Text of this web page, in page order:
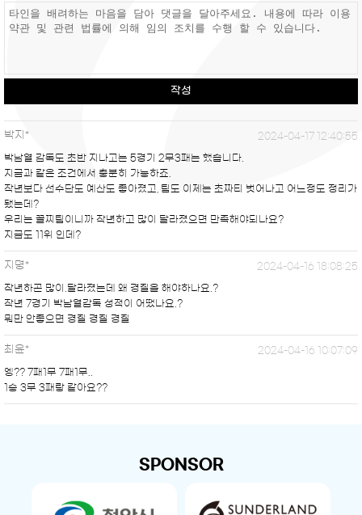
작성
박지* 2024-04-17 12:40:55
박남열 감독도 초반 지나고는 5경기 2무3패는 했습니다.
지금과 같은 조건에서 충분히 가능하죠.
작년보다 선수단도 예산도 좋아졌고, 팀도 이제는 초짜티 벗어나고 어느정도 정리가
됐는데?
우리는 꼴찌팀이니까 작년하고 많이 달라졌으면 만족해야되나요?
지금도 11위 인데?
지명* 2024-04-16 18:08:25
작년하곤 많이.달라졌는데 왜 경질을 해야하나요.?
작년 7경기 박남열감독 성적이 어땠나요.?
뭐만 안좋으면 경질 경질 경질
최윤* 2024-04-16 10:07:09
엥?? 7패1무 7패1무..
1승 3무 3패랑 같아요??
SPONSOR